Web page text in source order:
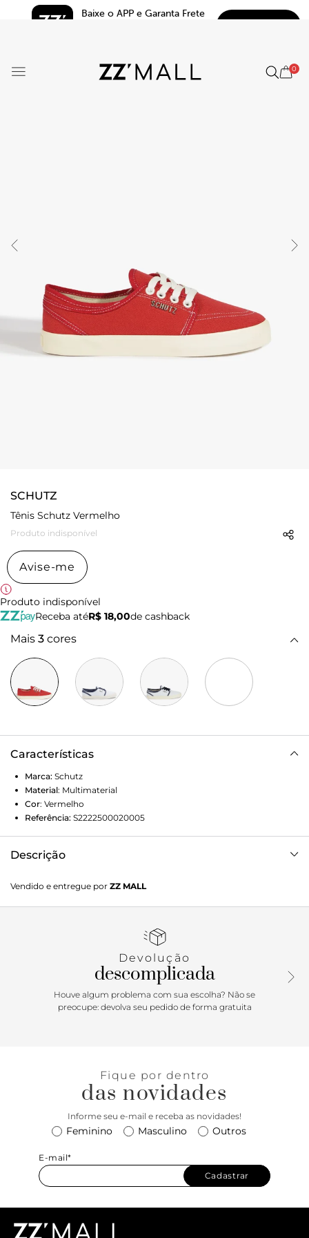
Baixe o APP e Garanta Frete
0
SCHUTZ
Tênis Schutz Vermelho
Produto indisponível
Avise-me
Produto indisponível
Receba atéR$ 18,00de cashback
Mais 3 cores
Características
Marca: Schutz
Material: Multimaterial
Cor: Vermelho
Referência: S2222500020005
Descrição
casual até um encontro noturno.
Vendido e entregue por ZZ MALL
Devolução
descomplicada
Houve algum problema com sua escolha? Não se
preocupe: devolva seu pedido de forma gratuita
Fique por dentro
das novidades
Informe seu e-mail e receba as novidades!
Feminino Masculino Outros
E-mail*
Cadastrar